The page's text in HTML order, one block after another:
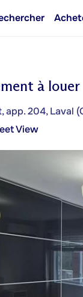
à louer
app. 204, Laval
View